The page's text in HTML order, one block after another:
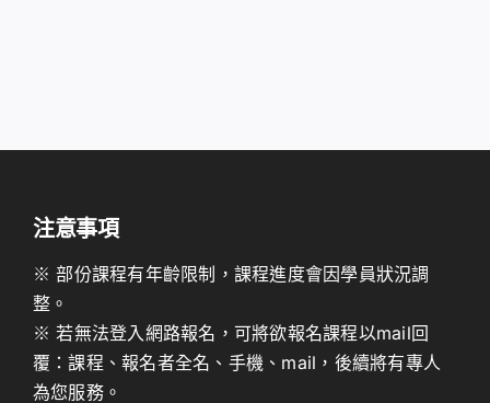
注意事項
※ 部份課程有年齡限制，課程進度會因學員狀況調
整。
※ 若無法登入網路報名，可將欲報名課程以mail回
覆：課程、報名者全名、手機、mail，後續將有專人
為您服務。